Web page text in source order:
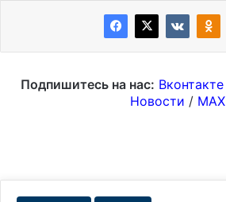
Подпишитесь на нас: Вконтакте
Новости / MAX